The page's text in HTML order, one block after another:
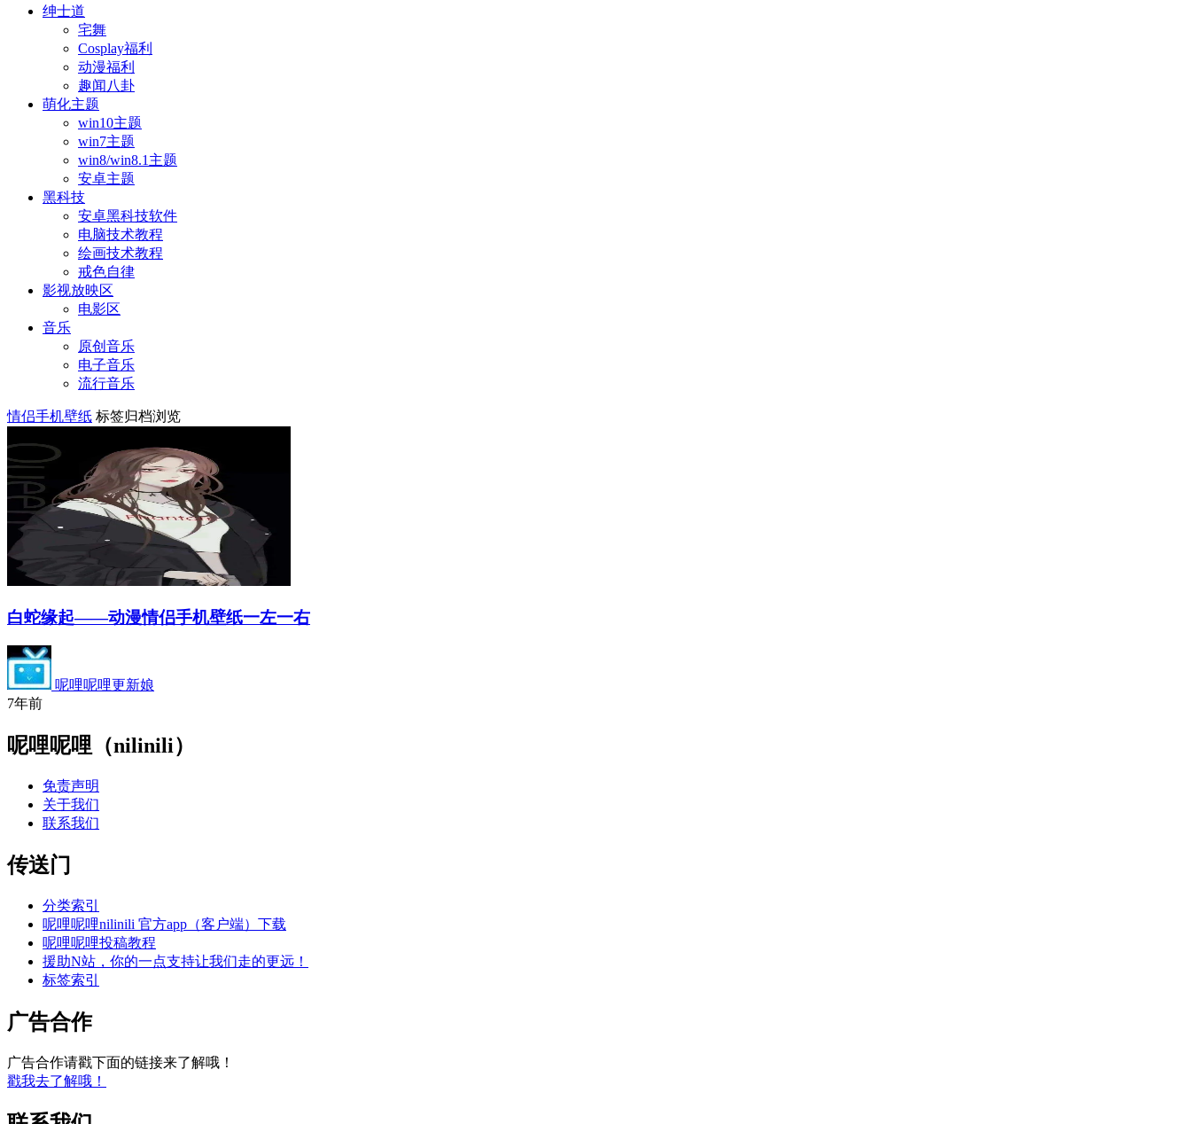
绅士道
宅舞
Cosplay福利
动漫福利
趣闻八卦
萌化主题
win10主题
win7主题
win8/win8.1主题
安卓主题
黑科技
安卓黑科技软件
电脑技术教程
绘画技术教程
戒色自律
影视放映区
电影区
音乐
原创音乐
电子音乐
流行音乐
情侣手机壁纸 标签归档浏览
白蛇缘起——动漫情侣手机壁纸一左一右
呢哩呢哩更新娘
7年前
呢哩呢哩（nilinili）
免责声明
关于我们
联系我们
传送门
分类索引
呢哩呢哩nilinili 官方app（客户端）下载
呢哩呢哩投稿教程
援助N站，你的一点支持让我们走的更远！
标签索引
广告合作
广告合作请戳下面的链接来了解哦！
戳我去了解哦！